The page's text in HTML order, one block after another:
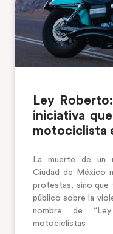
Ley
iniciativa
motociclista
La muerte de un
Ciudad de México
protestas, sino que
público sobre la
nombre de
motociclistas